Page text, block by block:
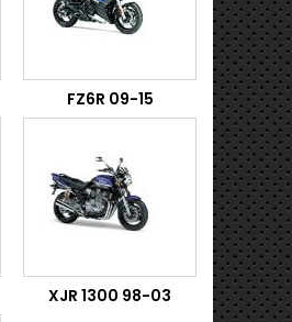
FZ6R 09-15
XJR 1300 98-03